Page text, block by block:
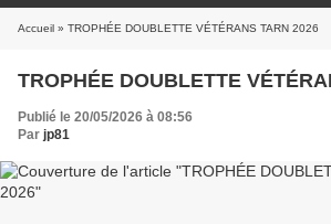
Accueil » TROPHÉE DOUBLETTE VÉTÉRANS TARN 2026
TROPHÉE DOUBLETTE
Publié le 20/05/2026 à 08:56
Par jp81